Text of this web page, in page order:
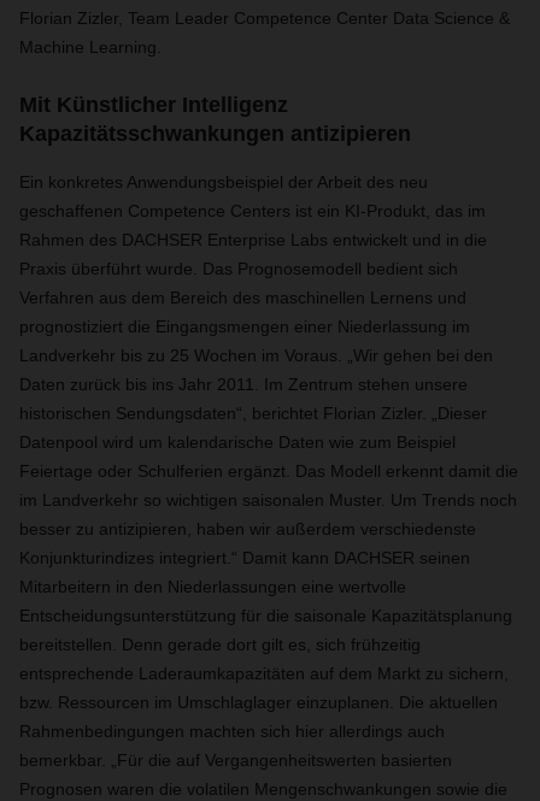
Florian Zizler, Team Leader Competence Center Data Science &
Machine Learning.
Mit Künstlicher Intelligenz
Kapazitätsschwankungen antizipieren
Ein konkretes Anwendungsbeispiel der Arbeit des neu
geschaffenen Competence Centers ist ein KI-Produkt, das im
Rahmen des DACHSER Enterprise Labs entwickelt und in die
Praxis überführt wurde. Das Prognosemodell bedient sich
Verfahren aus dem Bereich des maschinellen Lernens und
prognostiziert die Eingangsmengen einer Niederlassung im
Landverkehr bis zu 25 Wochen im Voraus. „Wir gehen bei den
Daten zurück bis ins Jahr 2011. Im Zentrum stehen unsere
historischen Sendungsdaten“, berichtet Florian Zizler. „Dieser
Datenpool wird um kalendarische Daten wie zum Beispiel
Feiertage oder Schulferien ergänzt. Das Modell erkennt damit die
im Landverkehr so wichtigen saisonalen Muster. Um Trends noch
besser zu antizipieren, haben wir außerdem verschiedenste
Konjunkturindizes integriert.“ Damit kann DACHSER seinen
Mitarbeitern in den Niederlassungen eine wertvolle
Entscheidungsunterstützung für die saisonale Kapazitätsplanung
bereitstellen. Denn gerade dort gilt es, sich frühzeitig
entsprechende Laderaumkapazitäten auf dem Markt zu sichern,
bzw. Ressourcen im Umschlaglager einzuplanen. Die aktuellen
Rahmenbedingungen machten sich hier allerdings auch
bemerkbar. „Für die auf Vergangenheitswerten basierten
Prognosen waren die volatilen Mengenschwankungen sowie die